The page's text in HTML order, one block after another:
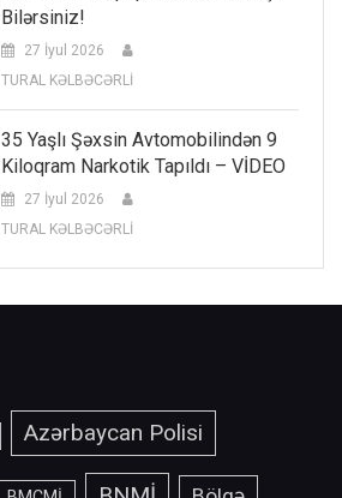
Bilərsiniz!
27 İyul 2026
TURAL KƏLBƏCƏRLİ
35 Yaşlı Şəxsin Avtomobilindən 9
Kiloqram Narkotik Tapıldı – VİDEO
27 İyul 2026
TURAL KƏLBƏCƏRLİ
Azərbaycan Polisi